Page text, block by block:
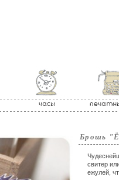
Брошь
свитер
ежулей,